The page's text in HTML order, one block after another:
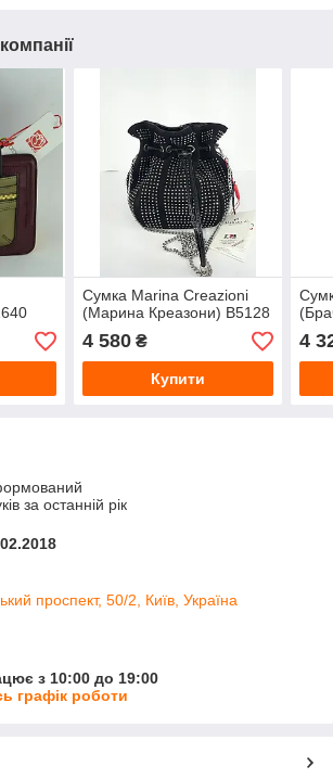
Сумка Marina Creazioni
(Марина Креазони) В5128
4 580₴
Купити
4
за останній рік
проспект, 50/2, Київ, Україна
з 10:00 до 19:00
графік роботи